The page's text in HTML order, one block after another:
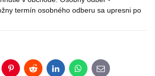
termín osobného odberu sa upresni po
PinterestRedditLinkedInWhatsApp
E-mail